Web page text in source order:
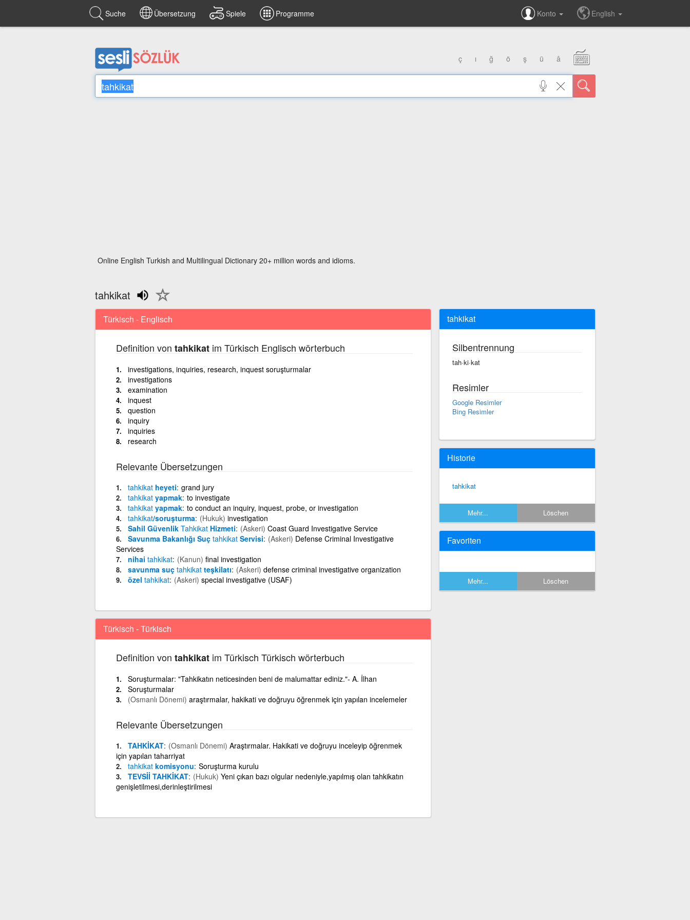
Suche Übersetzung Spiele Programme Konto English
ç ı ğ ö ş ü â
Online English Turkish and Multilingual Dictionary 20+ million words and idioms.
tahkikat
Türkisch - Englisch
Definition von tahkikatim Türkisch Englisch wörterbuch
investigations, inquiries, research, inquest soruşturmalar
investigations
examination
inquest
question
inquiry
inquiries
research
Relevante Übersetzungen
tahkikatheyeti grand jury
tahkikatyapmak to investigate
tahkikatyapmak to conduct an inquiry, inquest, probe, or investigation
tahkikat/soruşturma (Hukuk) investigation
Sahil Güvenlik TahkikatHizmeti (Askeri) Coast Guard Investigative Service
Savunma Bakanlığı Suç tahkikatServisi (Askeri) Defense Criminal Investigative
Services
nihai tahkikat (Kanun) final investigation
savunma suç tahkikatteşkilatı (Askeri) defense criminal investigative organization
özel tahkikat (Askeri) special investigative (USAF)
Türkisch - Türkisch
Definition von tahkikatim Türkisch Türkisch wörterbuch
Soruşturmalar: "Tahkikatın neticesinden beni de malumattar ediniz."- A. İlhan
Soruşturmalar
(Osmanlı Dönemi) araştırmalar, hakikati ve doğruyu öğrenmek için yapılan incelemeler
Relevante Übersetzungen
TAHKİKAT (Osmanlı Dönemi) Araştırmalar. Hakikati ve doğruyu inceleyip öğrenmek
için yapılan taharriyat
tahkikatkomisyonu Soruşturma kurulu
TEVSİİ TAHKİKAT (Hukuk) Yeni çıkan bazı olgular nedeniyle,yapılmış olan tahkikatın
genişletilmesi,derinleştirilmesi
tahkikat
Silbentrennung
tah·ki·kat
Resimler
Google Resimler
Bing Resimler
Historie
tahkikat
Mehr... Löschen
Favoriten
Mehr... Löschen